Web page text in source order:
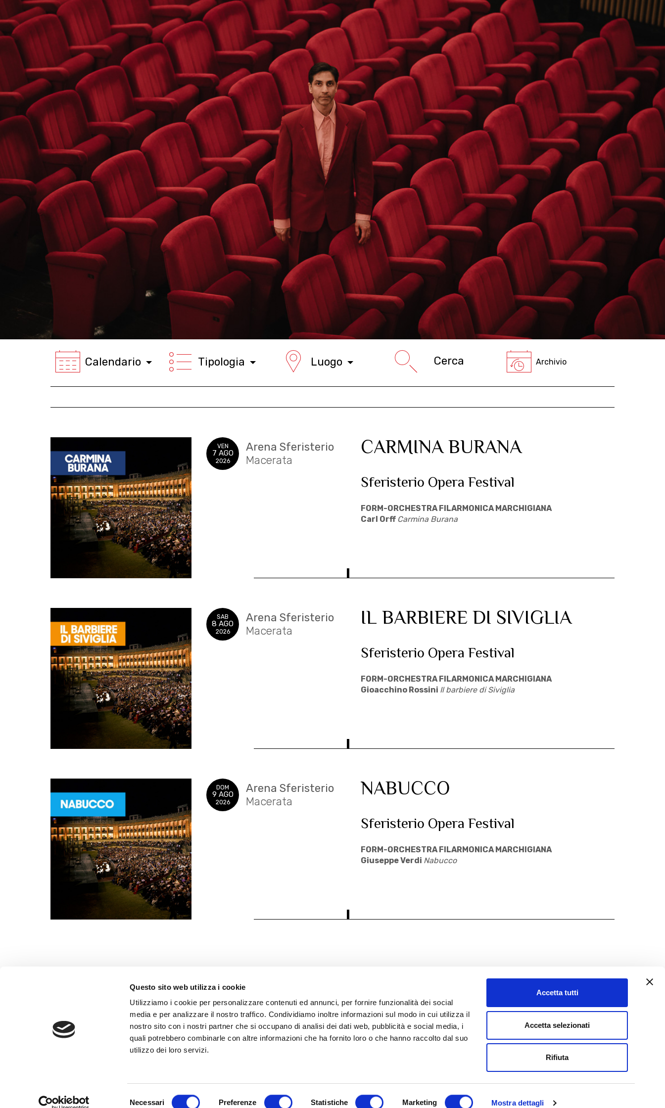
Questo sito web utilizza i cookie
Utilizziamo i cookie per personalizzare contenuti ed annunci, per fornire funzionalità dei social
media e per analizzare il nostro traffico. Condividiamo inoltre informazioni sul modo in cui utilizza il
nostro sito con i nostri partner che si occupano di analisi dei dati web, pubblicità e social media, i
quali potrebbero combinarle con altre informazioni che ha fornito loro o che hanno raccolto dal suo
utilizzo dei loro servizi.
Necessari Preferenze Statistiche Marketing Mostra dettagli
Accetta tutti
Accetta selezionati
Rifiuta
Calendario Tipologia Luogo Archivio
CARMINA BURANA
Sferisterio Opera Festival
FORM-ORCHESTRA FILARMONICA MARCHIGIANA
Carl Orff Carmina Burana
VEN
7 AGO
2026
Arena Sferisterio
Macerata
IL BARBIERE DI SIVIGLIA
Sferisterio Opera Festival
FORM-ORCHESTRA FILARMONICA MARCHIGIANA
Gioacchino Rossini Il barbiere di Siviglia
SAB
8 AGO
2026
Arena Sferisterio
Macerata
NABUCCO
Sferisterio Opera Festival
FORM-ORCHESTRA FILARMONICA MARCHIGIANA
Giuseppe Verdi Nabucco
DOM
9 AGO
2026
Arena Sferisterio
Macerata
Contatti
Privacy Policy